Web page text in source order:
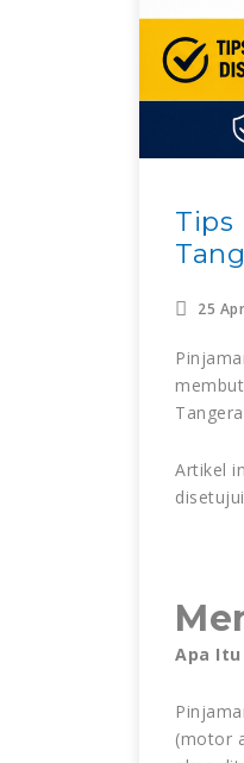
Tips
25
Artikel
Apa Itu
(motor